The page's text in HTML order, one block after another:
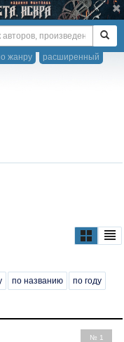
расширенный
жанру
по названию по году
№ 1